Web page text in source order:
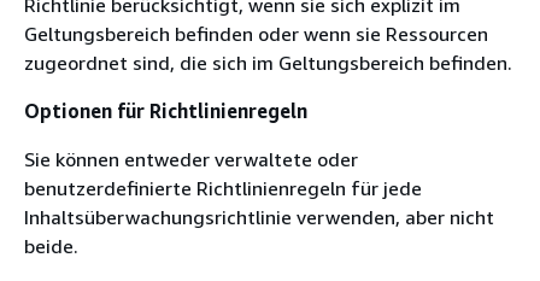
Richtlinie berücksichtigt, wenn sie sich explizit im
Geltungsbereich befinden oder wenn sie Ressourcen
zugeordnet sind, die sich im Geltungsbereich befinden.
Optionen für Richtlinienregeln
Sie können entweder verwaltete oder
benutzerdefinierte Richtlinienregeln für jede
Inhaltsüberwachungsrichtlinie verwenden, aber nicht
beide.